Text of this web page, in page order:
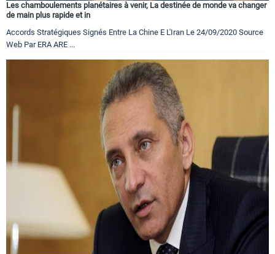
Les chamboulements planétaires à venir, La destinée de monde va changer
de main plus rapide et in
Accords Stratégiques Signés Entre La Chine E L'Iran Le 24/09/2020 Source
Web Par ERA ARE ...